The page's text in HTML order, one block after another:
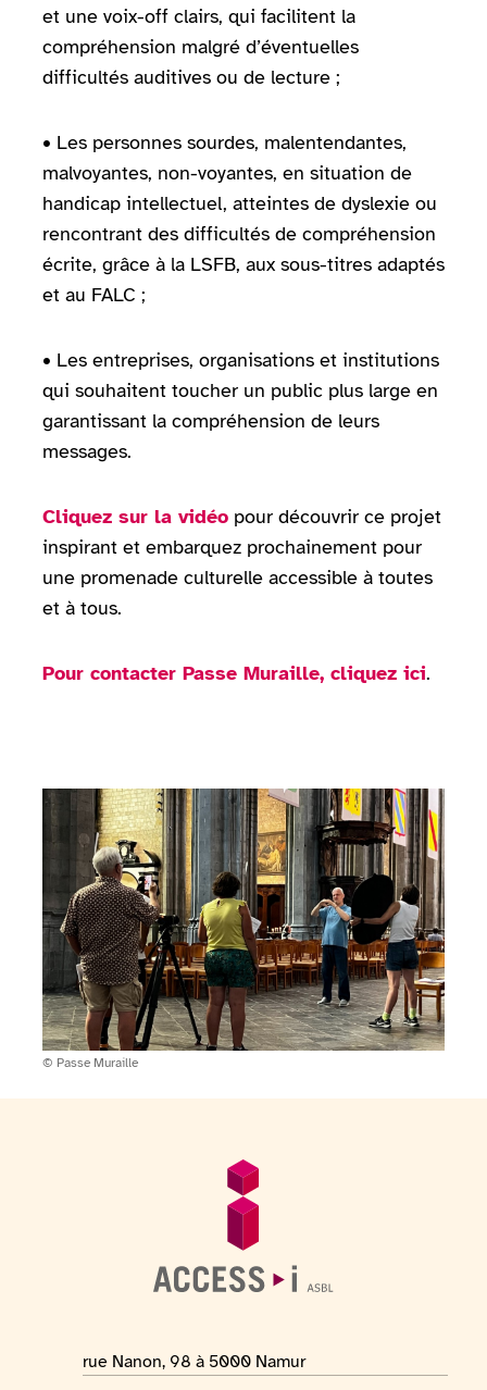
et une voix-off clairs, qui facilitent la
compréhension malgré d’éventuelles
difficultés auditives ou de lecture ;
• Les personnes sourdes, malentendantes,
malvoyantes, non-voyantes, en situation de
handicap intellectuel, atteintes de dyslexie ou
rencontrant des difficultés de compréhension
écrite, grâce à la LSFB, aux sous-titres adaptés
et au FALC ;
• Les entreprises, organisations et institutions
qui souhaitent toucher un public plus large en
garantissant la compréhension de leurs
messages.
Cliquez sur la vidéopour découvrir ce projet
inspirant et embarquez prochainement pour
une promenade culturelle accessible à toutes
et à tous.
Pour contacter Passe Muraille, cliquez ici.
Copyright:
© Passe Muraille
Informations générales
Adresse du lieu
rue Nanon, 98 à 5000 Namur